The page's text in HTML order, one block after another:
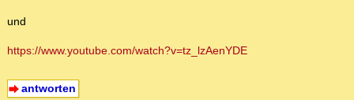
und
https://www.youtube.com/watch?v=tz_lzAenYDE
antworten